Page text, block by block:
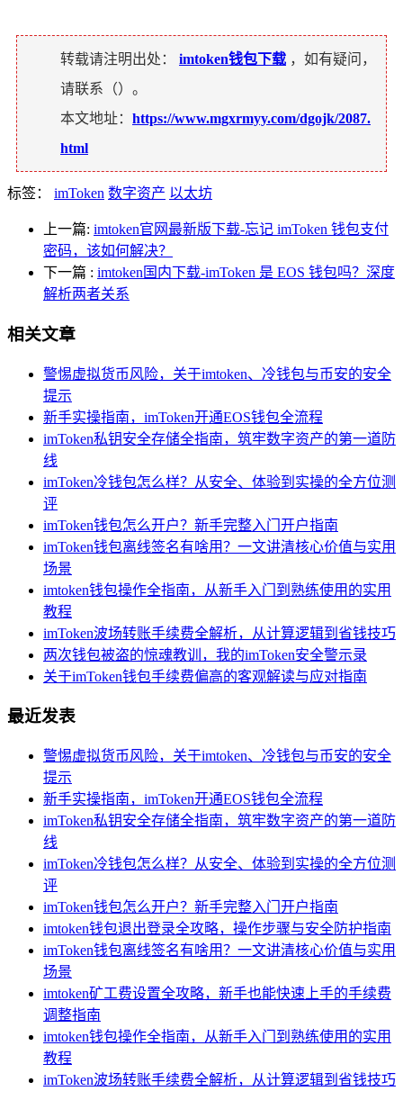
转载请注明出处： imtoken钱包下载 ，如有疑问，
请联系（）。
本文地址： https://www.mgxrmyy.com/dgojk/2087.
html
标签： imToken 数字资产 以太坊
上一篇: imtoken官网最新版下载-忘记 imToken 钱包支付
密码，该如何解决？
下一篇 : imtoken国内下载-imToken 是 EOS 钱包吗？深度
解析两者关系
相关文章
警惕虚拟货币风险，关于imtoken、冷钱包与币安的安全
提示
新手实操指南，imToken开通EOS钱包全流程
imToken私钥安全存储全指南，筑牢数字资产的第一道防
线
imToken冷钱包怎么样？从安全、体验到实操的全方位测
评
imToken钱包怎么开户？新手完整入门开户指南
imToken钱包离线签名有啥用？一文讲清核心价值与实用
场景
imtoken钱包操作全指南，从新手入门到熟练使用的实用
教程
imToken波场转账手续费全解析，从计算逻辑到省钱技巧
两次钱包被盗的惊魂教训，我的imToken安全警示录
关于imToken钱包手续费偏高的客观解读与应对指南
最近发表
警惕虚拟货币风险，关于imtoken、冷钱包与币安的安全
提示
新手实操指南，imToken开通EOS钱包全流程
imToken私钥安全存储全指南，筑牢数字资产的第一道防
线
imToken冷钱包怎么样？从安全、体验到实操的全方位测
评
imToken钱包怎么开户？新手完整入门开户指南
imtoken钱包退出登录全攻略，操作步骤与安全防护指南
imToken钱包离线签名有啥用？一文讲清核心价值与实用
场景
imtoken矿工费设置全攻略，新手也能快速上手的手续费
调整指南
imtoken钱包操作全指南，从新手入门到熟练使用的实用
教程
imToken波场转账手续费全解析，从计算逻辑到省钱技巧